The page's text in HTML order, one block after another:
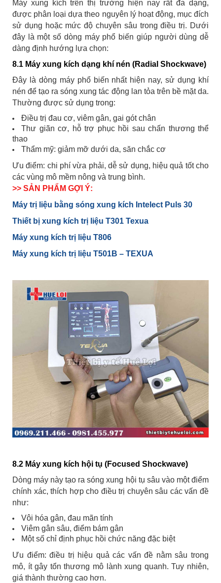
Máy xung kích trên thị trường hiện nay rất đa dạng,
được phân loại dựa theo nguyên lý hoạt động, mục đích
sử dụng hoặc mức độ chuyên sâu trong điều trị. Dưới
đây là một số dòng máy phổ biến giúp người dùng dễ
dàng định hướng lựa chọn:
8.1 Máy xung kích dạng khí nén (Radial Shockwave)
Đây là dòng máy phổ biến nhất hiện nay, sử dụng khí
nén để tạo ra sóng xung tác động lan tỏa trên bề mặt da.
Thường được sử dụng trong:
Điều trị đau cơ, viêm gân, gai gót chân
Thư giãn cơ, hỗ trợ phục hồi sau chấn thương thể
thao
Thẩm mỹ: giảm mỡ dưới da, săn chắc cơ
Ưu điểm: chi phí vừa phải, dễ sử dụng, hiệu quả tốt cho
các vùng mô mềm nông và trung bình.
>> SẢN PHẨM GỢI Ý:
Máy trị liệu bằng sóng xung kích Intelect Puls 30
Thiết bị xung kích trị liệu T301 Texua
Máy xung kích trị liệu T806
Máy xung kích trị liệu T501B – TEXUA
8.2 Máy xung kích hội tụ (Focused Shockwave)
Dòng máy này tạo ra sóng xung hội tụ sâu vào một điểm
chính xác, thích hợp cho điều trị chuyên sâu các vấn đề
như:
Vôi hóa gân, đau mãn tính
Viêm gân sâu, điểm bám gân
Một số chỉ định phục hồi chức năng đặc biệt
Ưu điểm: điều trị hiệu quả các vấn đề nằm sâu trong
mô, ít gây tổn thương mô lành xung quanh. Tuy nhiên,
giá thành thường cao hơn.